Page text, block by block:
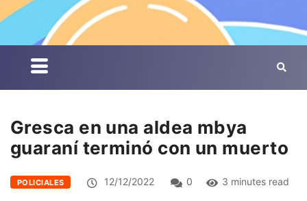
Gresca en una aldea mbya
guaraní terminó con un muerto
POLICIALES 12/12/2022 0 3 minutes read